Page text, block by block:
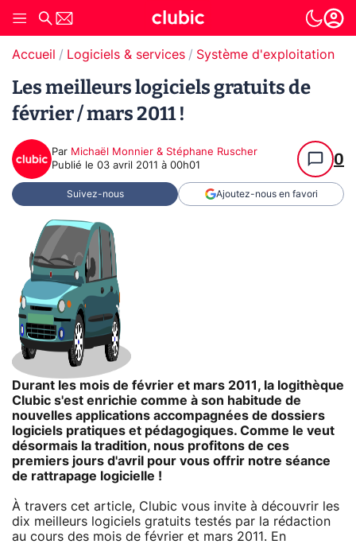
Accueil Logiciels & services Système d'exploitation
Les meilleurs logiciels gratuits de
février / mars 2011 !
Par Michaël Monnier & Stéphane Ruscher
Publié le 03 avril 2011 à 00h01 0
Suivez-nous Ajoutez-nous en favori
Durant les mois de février et mars 2011, la logithèque
Clubic s'est enrichie comme à son habitude de
nouvelles applications accompagnées de dossiers
logiciels pratiques et pédagogiques. Comme le veut
désormais la tradition, nous profitons de ces
premiers jours d'avril pour vous offrir notre séance
de rattrapage logicielle !
À travers cet article, Clubic vous invite à découvrir les
dix meilleurs logiciels gratuits testés par la rédaction
au cours des mois de février et mars 2011. En